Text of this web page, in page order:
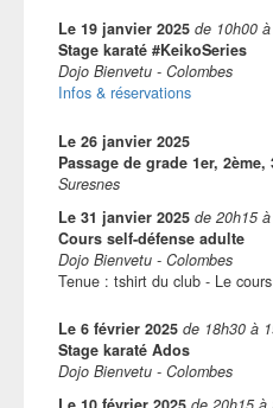
Le 19 janvier 2025 de 10h00 à
Stage karaté #KeikoSeries
Dojo Bienvetu - Colombes
Infos & réservations
Le 26 janvier 2025
Passage de grade 1er, 2ème,
Suresnes
Le 31 janvier 2025 de 20h15à
Cours self-défense adulte
Dojo Bienvetu - Colombes
Tenue : tshirt du club - Le
Le 6 février 2025 de 18h30 à
Stage karaté Ados
Dojo Bienvetu - Colombes